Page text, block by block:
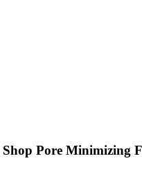
Pore Minimizing